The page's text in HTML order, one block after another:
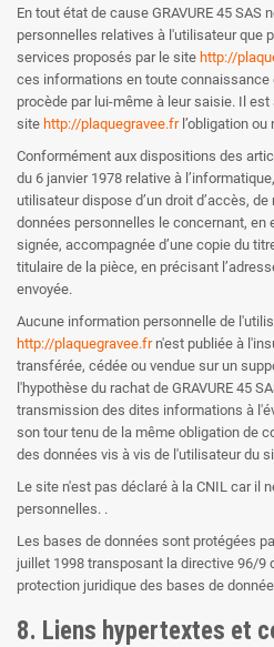
En tout état de cause GRAVURE 45
personnelles relatives à l'utilisateur que
services proposés par le site http://
ces informations en toute connaissance
procède par lui-même à leur saisie. Il
site http://plaquegravee.frl’obligation ou
Conformément aux dispositions des
du 6 janvier 1978 relative à
utilisateur dispose d’un droit d’accès,
données personnelles le concernant,
signée, accompagnée d’une copie du
titulaire de la pièce, en précisant
envoyée.
Aucune information personnelle de
http://plaquegravee.frn'est publiée à
transférée, cédée ou vendue sur un
l'hypothèse du rachat de GRAVURE 45
transmission des dites informations à
son tour tenu de la même obligation de
des données vis à vis de l'utilisateur du
Le site n'est pas déclaré à la CNIL car il
personnelles. .
Les bases de données sont protégées
juillet 1998 transposant la directive 96/9
protection juridique des bases de
8. Liens hypertextes et